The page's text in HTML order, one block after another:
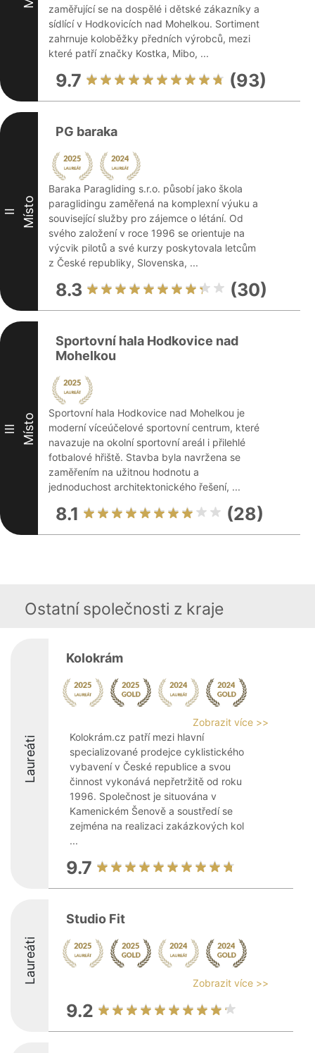
zaměřující se na dospělé i dětské zákazníky a
sídlící v Hodkovicích nad Mohelkou. Sortiment
zahrnuje koloběžky předních výrobců, mezi
které patří značky Kostka, Mibo, ...
9.7 (93)
II Místo
PG baraka
Baraka Paragliding s.r.o. působí jako škola
paraglidingu zaměřená na komplexní výuku a
související služby pro zájemce o létání. Od
svého založení v roce 1996 se orientuje na
výcvik pilotů a své kurzy poskytovala letcům
z České republiky, Slovenska, ...
8.3 (30)
III Místo
Sportovní hala Hodkovice nad
Mohelkou
Sportovní hala Hodkovice nad Mohelkou je
moderní víceúčelové sportovní centrum, které
navazuje na okolní sportovní areál i přilehlé
fotbalové hřiště. Stavba byla navržena se
zaměřením na užitnou hodnotu a
jednoduchost architektonického řešení, ...
8.1 (28)
Ostatní společnosti z kraje
Laureáti
Kolokrám
Zobrazit více >>
Kolokrám.cz patří mezi hlavní
specializované prodejce cyklistického
vybavení v České republice a svou
činnost vykonává nepřetržitě od roku
1996. Společnost je situována v
Kamenickém Šenově a soustředí se
zejména na realizaci zakázkových kol
...
9.7
Laureáti
Studio Fit
Zobrazit více >>
9.2